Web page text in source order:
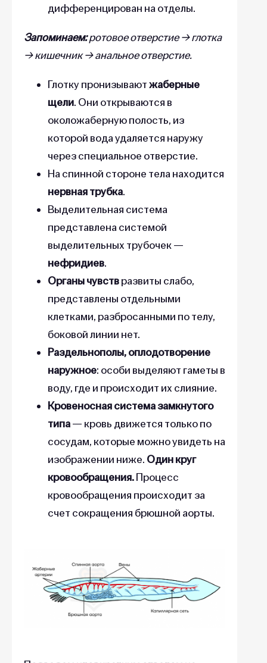
дифференцирован на отделы.
Запоминаем:ротовое отверстие → глотка
→ кишечник → анальное отверстие.
Глотку пронизываютжаберные
щели. Они открываются в
околожаберную полость, из
которой вода удаляется наружу
через специальное отверстие.
На спинной стороне тела находится
нервная трубка.
Выделительная система
представлена системой
выделительных трубочек —
нефридиев.
Органы чувствразвиты слабо,
представлены отдельными
клетками, разбросанными по телу,
боковой линии нет.
Раздельнополы, оплодотворение
наружное: особи выделяют гаметы в
воду, где и происходит их слияние.
Кровеносная система замкнутого
типа— кровь движется только по
сосудам, которые можно увидеть на
изображении ниже. Один круг
кровообращения.Процесс
кровообращения происходит за
счет сокращения брюшной аорты.